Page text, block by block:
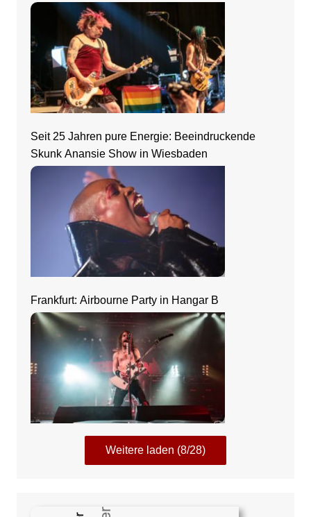
Seit 25 Jahren pure Energie: Beeindruckende
Skunk Anansie Show in Wiesbaden
Frankfurt: Airbourne Party in Hangar B
Weitere laden (8/28)